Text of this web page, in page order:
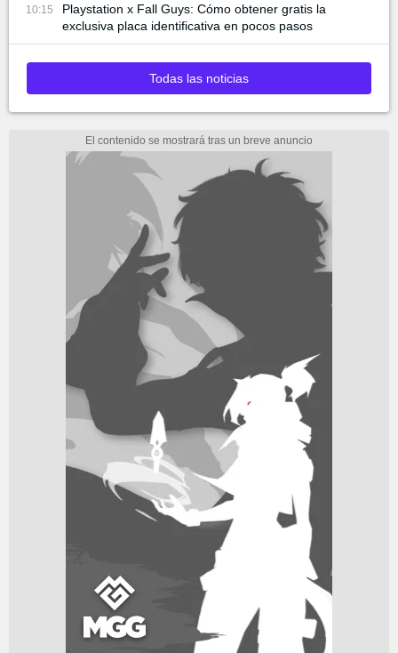
10:15
Playstation x Fall Guys: Cómo obtener gratis la
exclusiva placa identificativa en pocos pasos
Todas las noticias